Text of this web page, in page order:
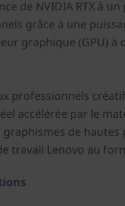
de NVIDIA RTX à
grâce à une
graphique (GPU) à
professionnels
accélérée par le
graphismes de
travail Lenovo au